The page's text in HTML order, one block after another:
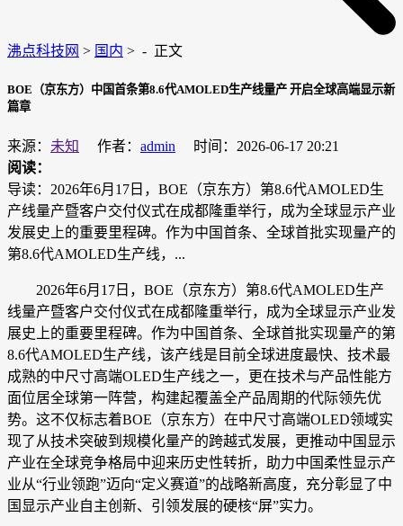
沸点科技网 > 国内 > - 正文
​BOE（京东方）中国首条第8.6代AMOLED生产线量产 开启全球高端显示新
篇章
来源： 未知 作者： admin
时间：2026-06-17 20:21
阅读：
导读：2026年6月17日，BOE（京东方）第8.6代AMOLED生
产线量产暨客户交付仪式在成都隆重举行，成为全球显示产业
发展史上的重要里程碑。作为中国首条、全球首批实现量产的
第8.6代AMOLED生产线，...
2026年6月17日，BOE（京东方）第8.6代AMOLED生产
线量产暨客户交付仪式在成都隆重举行，成为全球显示产业发
展史上的重要里程碑。作为中国首条、全球首批实现量产的第
8.6代AMOLED生产线，该产线是目前全球进度最快、技术最
成熟的中尺寸高端OLED生产线之一，更在技术与产品性能方
面位居全球第一阵营，构建起覆盖全产品周期的代际领先优
势。这不仅标志着BOE（京东方）在中尺寸高端OLED领域实
现了从技术突破到规模化量产的跨越式发展，更推动中国显示
产业在全球竞争格局中迎来历史性转折，助力中国柔性显示产
业从“行业领跑”迈向“定义赛道”的战略新高度，充分彰显了中
国显示产业自主创新、引领发展的硬核“屏”实力。